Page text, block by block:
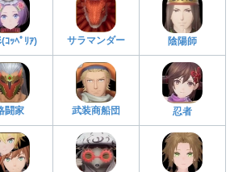
(ｺｯﾍﾟﾘｱ) サラマンダー 陰陽師
闘家 武装商船団 忍者